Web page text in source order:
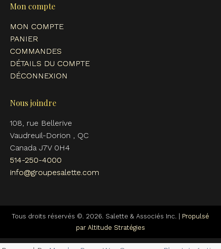
Mon compte
MON COMPTE
PANIER
COMMANDES
DÉTAILS DU COMPTE
DÉCONNEXION
Nous joindre
108, rue Bellerive
Vaudreuil-Dorion , QC
Canada J7V 0H4
514-250-4000
info@groupesalette.com
Tous droits réservés ©. 2026. Salette & Associés Inc. | Propulsé
par Altitude Stratégies